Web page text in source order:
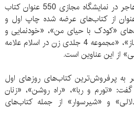
او با بیان اینکه مرکز نشر هاجر در نمایشگاه مجازی 550 عنوان کتاب
عرضه کرده افزود: 42 عنوان از کتاب‌های عرضه شده چاپ اول و
«کودک با حیای من»، «خودنمایی و
خودآرایی»، «همسران همساز»، «مجموعه 4 جلدی زن در اسلام علامه
از این عناوین است.
به پرفروش‌ترین کتاب‌های روزهای اول
گفت: «تورم و ربا»، «راه روشن»، «زنان
و «شیرسوار» از جمله کتاب‌های